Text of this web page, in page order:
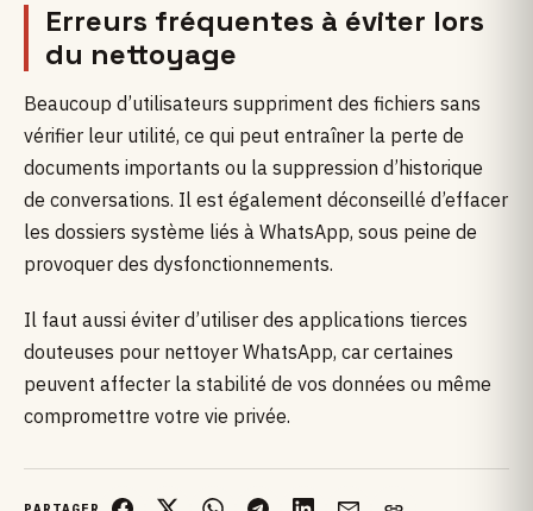
Erreurs fréquentes à éviter lors
du nettoyage
Beaucoup d’utilisateurs suppriment des fichiers sans
vérifier leur utilité, ce qui peut entraîner la perte de
documents importants ou la suppression d’historique
de conversations. Il est également déconseillé d’effacer
les dossiers système liés à WhatsApp, sous peine de
provoquer des dysfonctionnements.
Il faut aussi éviter d’utiliser des applications tierces
douteuses pour nettoyer WhatsApp, car certaines
peuvent affecter la stabilité de vos données ou même
compromettre votre vie privée.